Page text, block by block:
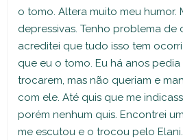
o tomo. Altera muito meu humor.
depressivas. Tenho problema de
acreditei que tudo isso tem
que eu o tomo. Eu há anos
trocarem, mas não queriam e
com ele. Até quis que me
porém nenhum quis. Encontrei
me escutou e o trocou pelo